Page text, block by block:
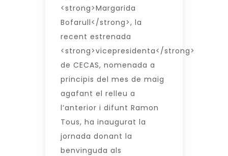
<strong>Margarida
Bofarull</strong>, la
recent estrenada
<strong>vicepresidenta</strong>
de CECAS, nomenada a
principis del mes de maig
agafant el relleu a
l’anterior i difunt Ramon
Tous, ha inaugurat la
jornada donant la
benvinguda als